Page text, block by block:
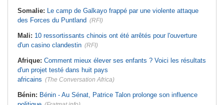
Somalie: Le camp de Galkayo frappé par une violente attaque
des Forces du Puntland (RFI)
Mali: 10 ressortissants chinois ont été arrêtés pour l'ouverture
d'un casino clandestin (RFI)
Afrique: Comment mieux élever ses enfants ? Voici les résultats
d'un projet testé dans huit pays
africains (The Conversation Africa)
Bénin: Bénin - Au Sénat, Patrice Talon prolonge son influence